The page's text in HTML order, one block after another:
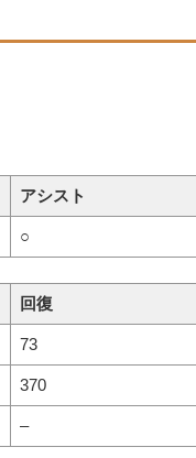
アシスト
○
回復
73
370
–